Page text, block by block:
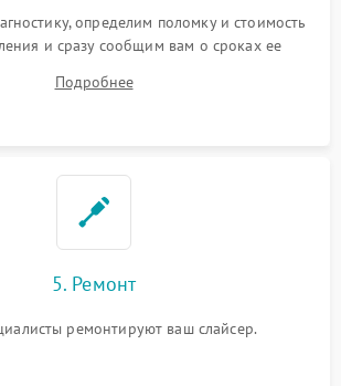
определим поломку и стоимость
и сразу сообщим вам о сроках ее
Подробнее
5. Ремонт
ремонтируют ваш слайсер.